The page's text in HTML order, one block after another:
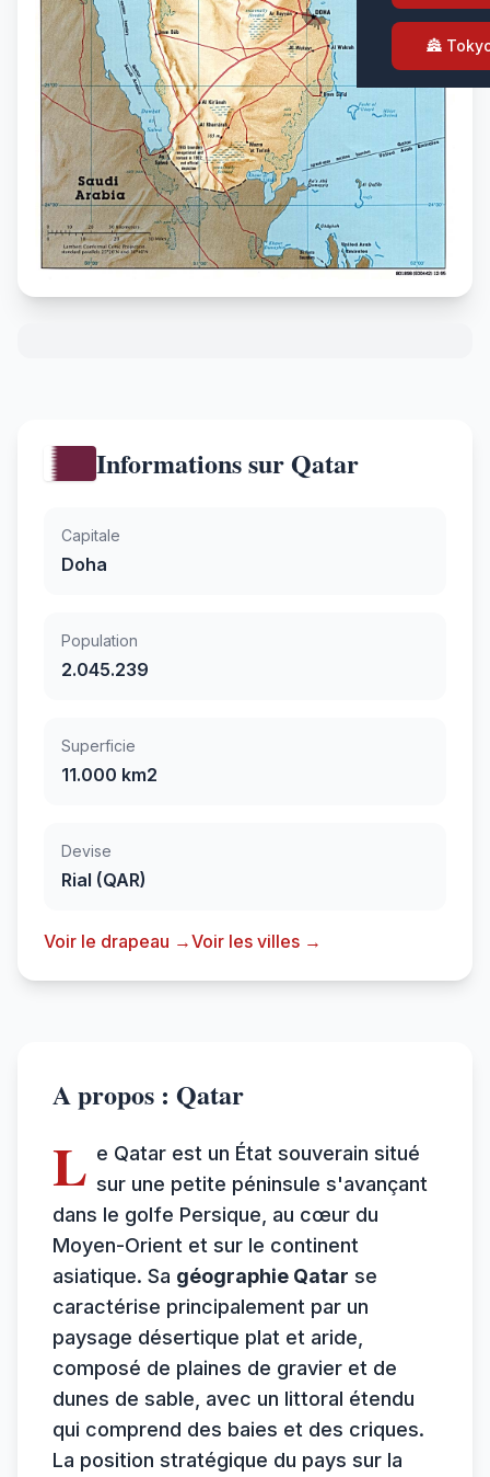
🏯
Informations sur Qatar
Capitale
Doha
Population
2.045.239
Superficie
11.000 km2
Devise
Rial (QAR)
Voir le drapeau →Voir les villes →
A propos : Qatar
L e Qatar est un État souverain situé
sur une petite péninsule s'avançant
dans le golfe Persique, au cœur du
Moyen-Orient et sur le continent
asiatique. Sa géographie Qatar se
caractérise principalement par un
paysage désertique plat et aride,
composé de plaines de gravier et de
dunes de sable, avec un littoral étendu
qui comprend des baies et des criques.
La position stratégique du pays sur la